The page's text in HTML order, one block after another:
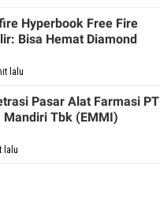
Hyperbook Free Fire
Bisa Hemat Diamond
lalu
Pasar Alat Farmasi PT
Mandiri Tbk (EMMI)
lalu